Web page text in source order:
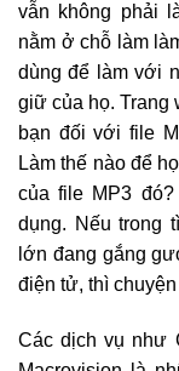
vẫn không phải
nằm ở chỗ làm
dùng để làm với
giữ của họ. Trang
bạn đối với file
Làm thế nào để
của file MP3
dụng. Nếu trong
lớn đang gắng
điện tử, thì
Các dịch vụ như